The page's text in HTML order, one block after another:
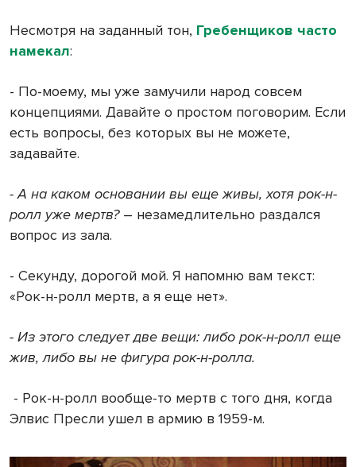
Несмотря на заданный тон, Гребенщиков часто
намекал:
- По-моему, мы уже замучили народ совсем
концепциями. Давайте о простом поговорим. Если
есть вопросы, без которых вы не можете,
задавайте.
- А на каком основании вы еще живы, хотя рок-н-
ролл уже мертв?– незамедлительно раздался
вопрос из зала.
- Секунду, дорогой мой. Я напомню вам текст:
«Рок-н-ролл мертв, а я еще нет».
- Из этого следует две вещи: либо рок-н-ролл еще
жив, либо вы не фигура рок-н-ролла.
- Рок-н-ролл вообще-то мертв с того дня, когда
Элвис Пресли ушел в армию в 1959-м.